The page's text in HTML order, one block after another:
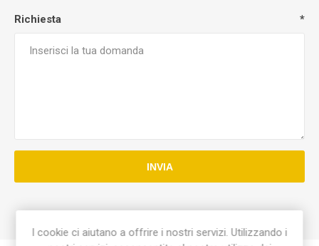
Richiesta *
INVIA
I cookie ci aiutano a offrire i nostri servizi. Utilizzando i